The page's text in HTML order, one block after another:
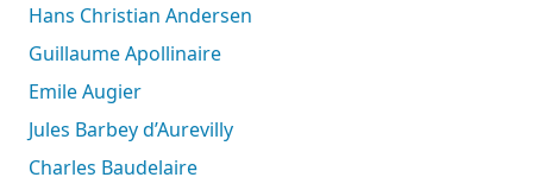
Hans Christian Andersen
Guillaume Apollinaire
Emile Augier
Jules Barbey d’Aurevilly
Charles Baudelaire